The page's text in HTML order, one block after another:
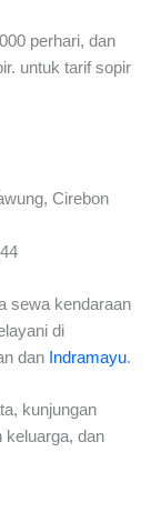
perhari, dan
untuk tarif sopir
Cirebon
sewa kendaraan
di
dan Indramayu.
kunjungan
keluarga, dan